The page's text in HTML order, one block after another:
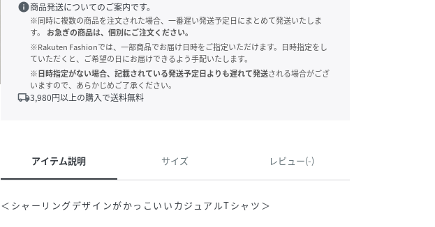
info商品発送についてのご案内です。
※同時に複数の商品を注文された場合、一番遅い発送予定日にまとめて発送いたしま
す。
お急ぎの商品は、個別にご注文ください。
※Rakuten Fashionでは、一部商品でお届け日時をご指定いただけます。日時指定をし
ていただくと、ご希望の日にお届けできるよう手配いたします。
※日時指定がない場合、記載されている発送予定日よりも遅れて発送される場合がござ
いますので、あらかじめご了承ください。
local_shipping3,980円以上の購入で送料無料
アイテム説明 サイズ レビュー(-)
＜シャーリングデザインがかっこいいカジュアルTシャツ＞